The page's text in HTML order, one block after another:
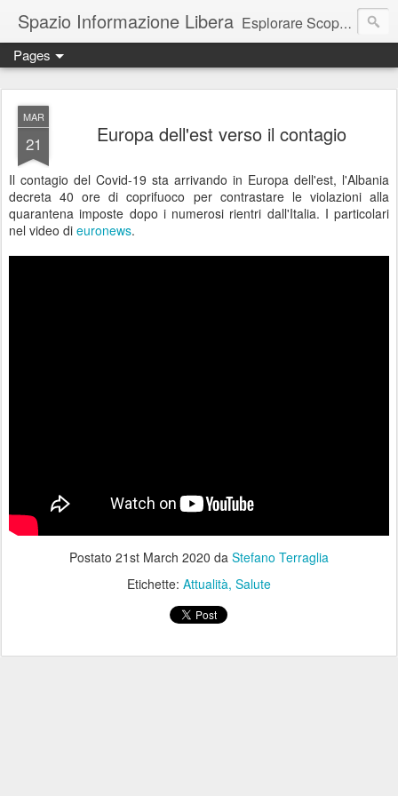
Spazio Informazione Libera Esplorare Scoprire Creare
Escursioni, viaggi, arte, tecnologia, attualità
Pages
MAR
21 Europa dell'est verso il contagio
Il contagio del Covid-19 sta arrivando in Europa dell'est, l'Albania
decreta 40 ore di coprifuoco per contrastare le violazioni alla
quarantena imposte dopo i numerosi rientri dall'Italia. I particolari
nel video di euronews.
Postato 21st March 2020 da Stefano Terraglia
Etichette: Attualità Salute